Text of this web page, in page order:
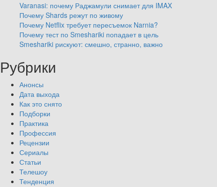
Varanasi: почему Раджамули снимает для IMAX
Почему Shards режут по живому
Почему Netflix требует пересъемок Narnia?
Почему тест по Smeshariki попадает в цель
Smeshariki рискуют: смешно, странно, важно
Рубрики
Анонсы
Дата выхода
Как это снято
Подборки
Практика
Профессия
Рецензии
Сериалы
Статьи
Телешоу
Тенденция